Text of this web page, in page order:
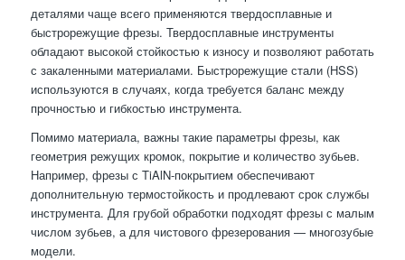
деталями чаще всего применяются твердосплавные и
быстрорежущие фрезы. Твердосплавные инструменты
обладают высокой стойкостью к износу и позволяют работать
с закаленными материалами. Быстрорежущие стали (HSS)
используются в случаях, когда требуется баланс между
прочностью и гибкостью инструмента.
Помимо материала, важны такие параметры фрезы, как
геометрия режущих кромок, покрытие и количество зубьев.
Например, фрезы с TiAlN-покрытием обеспечивают
дополнительную термостойкость и продлевают срок службы
инструмента. Для грубой обработки подходят фрезы с малым
числом зубьев, а для чистового фрезерования — многозубые
модели.